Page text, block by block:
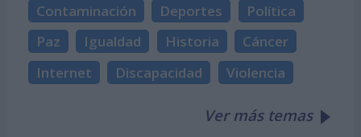
Contaminación
Deportes
Política
Paz
Igualdad Historia
Cáncer
Internet
Discapacidad Violencia
Ver más temas